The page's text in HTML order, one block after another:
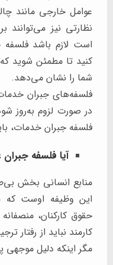
عوامل خارجی مانند
نظارتی نیز می‌توانند
است لازم باشد فلسفه
کنید تا مطمئن شوید
شما را نشان می‌دهد.
فلسفه‌های جبران
فلسفه جبران خدمات،
آیا فلسفه
منابع انسانی بخش
این وظیفه اوست که
حقوق کارکنان،
کارمند نباید از رفتار
مگر اینکه دلیل